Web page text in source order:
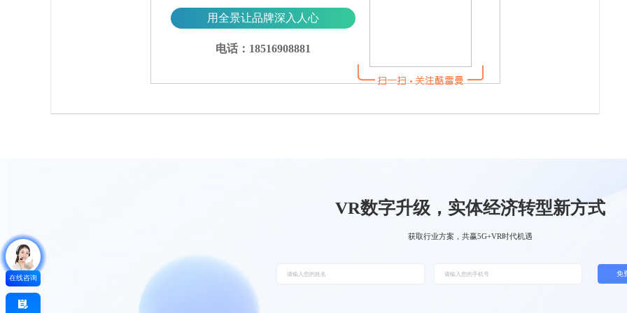
用全景让品牌深入人心
电话：18516908881
在线咨询
VR数字升级，实体经济转型新方式
获取行业方案，共赢5G+VR时代机遇
免